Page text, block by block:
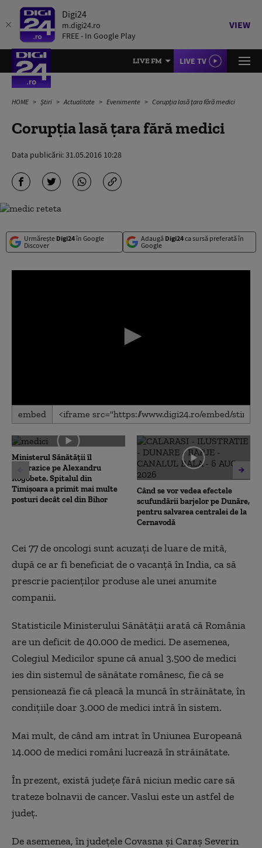
Digi24
m.digi24.ro
FREE - In Google Play
VIEW
LIVE FM LIVE TV
HOME Știri Actualitate Evenimente Corupția lasă țara fără medici
Corupția lasă țara fără medici
Data publicării:31.05.2016 10:28
Urmărește Digi24în Google
Discover
Adaugă Digi24ca sursă preferată în
Google
0
seconds
0
seconds
embed
Ministerul Sănătății îl
contrazice pe Alexandru
Rogobete. Spitalul din
Timișoara a primit mai multe
posturi decât cel din Bihor
Când se vor vedea efectele
scufundării barjelor pe Dunăre,
pentru salvarea centralei de la
Cernavodă
Cei 77 de oncologi sunt acuzaţi de luare de mită,
după ce ar fi beneficiat de o vacanţă în India, ca să
prescrie pacienţilor produse ale unei anumite
companii.
Statisticile Ministerului Sănătății arată că România
are un deficit de 40.000 de medici. De asemenea,
Colegiul Medicilor spune că anual 3.500 de medici
ies din sistemul de sănătate românesc, fie că se
pensionează fie că pleacă la muncă în străinătate, în
condițiile doar 3.000 de medici intră în sistem.
Mai mult, de când am intrat în Uniunea Europeană
14.000 de medici români lucrează în străinătate.
În prezent, există judeţe fără niciun medic care să
trateze bolnavii de cancer. Vaslui este un astfel de
județ.
De asemenea, în județele Covasna și Caraș Severin